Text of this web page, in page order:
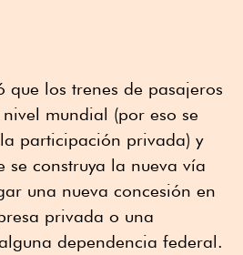
que los trenes de pasajeros
mundial (por eso se
participación privada) y
se construya la nueva vía
una nueva concesión en
privada o una
dependencia federal.